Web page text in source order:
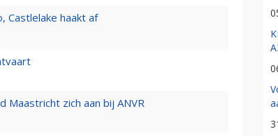
Castlelake haakt af
Maastricht zich aan bij ANVR